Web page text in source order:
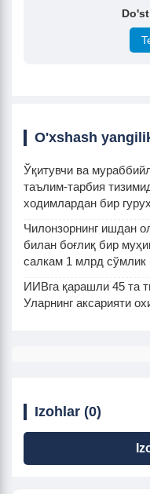
O'xshash
Ўқитувчи ва
таълим-тарбия
ходимлардан бир
Чилонзорнинг ишдан
билан боғлиқ бир
салкам 1 млрд сўмлик
ИИВга қарашли 45 та
Уларнинг аксарияти
Izohlar (0)